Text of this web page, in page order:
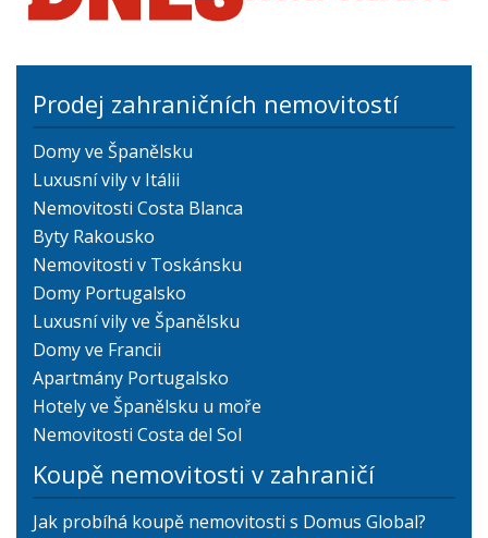
Prodej zahraničních nemovitostí
Domy ve Španělsku
Luxusní vily v Itálii
Nemovitosti Costa Blanca
Byty Rakousko
Nemovitosti v Toskánsku
Domy Portugalsko
Luxusní vily ve Španělsku
Domy ve Francii
Apartmány Portugalsko
Hotely ve Španělsku u moře
Nemovitosti Costa del Sol
Koupě nemovitosti v zahraničí
Jak probíhá koupě nemovitosti s Domus Global?